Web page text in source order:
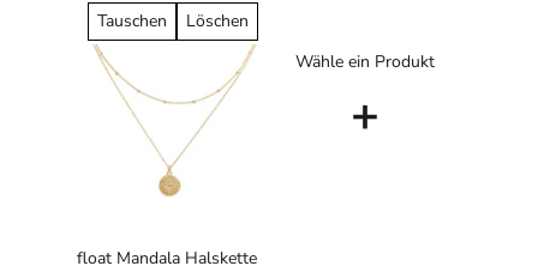
Tauschen Löschen
float Mandala Halskette
Wähle ein Produkt
+